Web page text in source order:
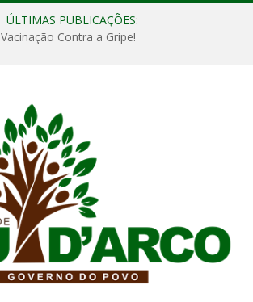
ÚLTIMAS PUBLICAÇÕES:
Vacinação Contra a Gripe!